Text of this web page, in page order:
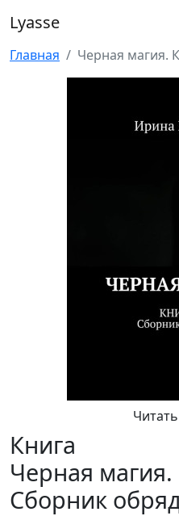
Lyasse
Главная Черная магия.
Книга
Черная магия.
Сборник